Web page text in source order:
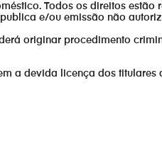
Todos os direitos estão
e/ou emissão não
originar procedimento
a devida licença dos titulares